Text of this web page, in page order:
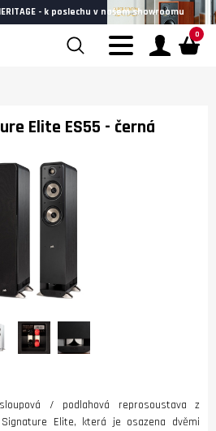
- k poslechu v našem showroomu
0
Elite ES55 - černá
/ podlahová reprosoustava z
Elite, která je osazena dvěmi